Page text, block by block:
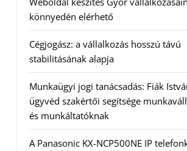
könnyedén elérhető
Cégjogász: a vállalkozás hosszú távú
stabilitásának alapja
Munkaügyi jogi tanácsadás: Fiák
ügyvéd szakértői segítsége
és munkáltatóknak
A Panasonic KX-NCP500NE IP